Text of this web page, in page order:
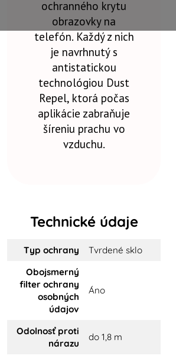
ochranného krytu
obrazovky na
telefón. Každý z nich
je navrhnutý s
antistatickou
technológiou Dust
Repel, ktorá počas
aplikácie zabraňuje
šíreniu prachu vo
vzduchu.
Technické údaje
Typ ochrany
Tvrdené sklo
Obojsmerný
filter ochrany
osobných
údajov
Áno
Odolnosť proti
nárazu
do 1,8 m